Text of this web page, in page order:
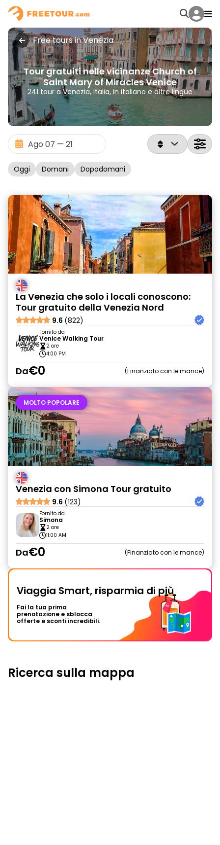
Free tours in Venezia
Tour gratuiti nelle vicinanze Church of
Saint Mary of Miracles Venice
241 tour a Venezia, Italia, in italiano e altre lingue
Oggi Domani Dopodomani
La Venezia che solo i locali conoscono:
Tour gratuito della Venezia Nord
9.6 (822)
Fornito da
Venice Walking Tour
2 ore
4:00 PM
Da€0 Finanziato con le mance
MOLTO POPOLARE
Venezia con Simona Tour gratuito
9.6 (123)
Fornito da
Simona
2 ore
11:00 AM
Da€0 Finanziato con le mance
Viaggia Smart, risparmia di più
Fai la tua prima
prenotazione e sblocca
offerte e sconti incredibili.
Ricerca sulla mappa